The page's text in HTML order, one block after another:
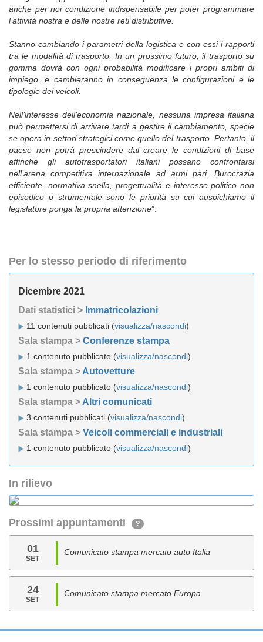
anche per noi condizione indispensabile per poter programmare
l’attività nostra e delle nostre reti distributive.
Stanno cambiando i parametri della logistica e con essi i rapporti
tra le modalità di trasporto. In un prossimo futuro, il trasporto su
gomma dovrà con ogni probabilità modificare i propri ambiti di
impiego, e cambieranno in conseguenza le configurazioni e le
tipologie dei veicoli.
Nell’interesse dell’economia nazionale, nessuna impresa italiana
può permettersi di arrivare tardi a gestire il cambiamento, specie
se opera in settori strategici come quello del trasporto. Pertanto, il
paese non potrà prescindere dal creare le condizioni di base
affinché gli autotrasportatori italiani possano confrontarsi
nell’arena competitiva internazionale ad armi pari. Burocrazia
efficiente, normativa snella, progettualità e interesse politico non
episodico o strumentale sono le priorità su cui auspichiamo il
legislatore ponga la propria attenzione”.
Per lo stesso periodo di riferimento
Dicembre 2021
Dati statistici > Immatricolazioni
11 contenuti pubblicati (visualizza/nascondi)
Sala stampa > Conferenze stampa
1 contenuto pubblicato (visualizza/nascondi)
Sala stampa > Autovetture
1 contenuto pubblicato (visualizza/nascondi)
Sala stampa > Altri comunicati
3 contenuti pubblicati (visualizza/nascondi)
Sala stampa > Veicoli commerciali e industriali
1 contenuto pubblicato (visualizza/nascondi)
In rilievo
Prossimi appuntamenti ?
01
SET
Comunicato stampa mercato auto Italia
24
SET
Comunicato stampa mercato Europa